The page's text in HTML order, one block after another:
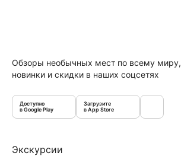
Обзоры необычных мест по всему миру,
новинки и скидки в наших соцсетях
Доступно
в Google Play
Загрузите
в App Store
Экскурсии